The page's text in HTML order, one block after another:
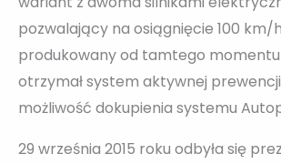
pozwalający na osiągnięcie 100 km/
produkowany od tamtego
otrzymał system aktywnej
możliwość dokupienia systemu
29 września 2015 roku odbyła się